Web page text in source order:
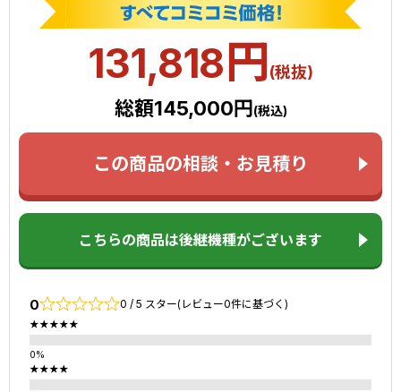
131,818 円(税抜)
総額145,000円 (税込)
この商品の相談・お見積り
こちらの商品は後継機種がございます
0 0 / 5 スター(レビュー0件に基づく)
★★★★★
★★★★